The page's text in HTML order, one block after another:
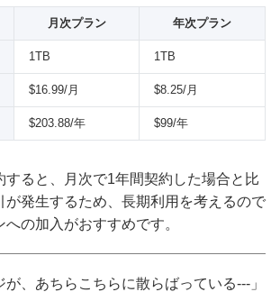
月次プラン 年次プラン
1TB 1TB
$16.99/月 $8.25/月
$203.88/年 $99/年
すると、月次で1年間契約した場合と比
が発生するため、長期利用を考えるので
の加入がおすすめです。
が、あちらこちらに散らばっている---」